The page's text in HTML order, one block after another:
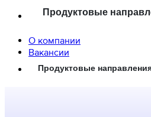
Продуктовые
О компании
Вaкансии
Продуктовые